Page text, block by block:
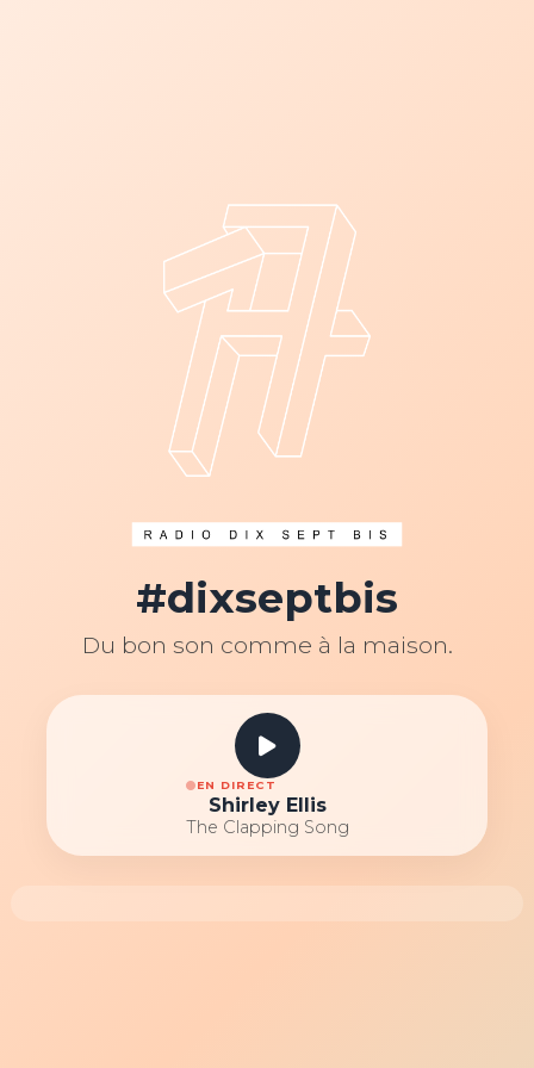
#dixseptbis
Du bon son comme à la maison.
EN DIRECT
Shirley Ellis
The Clapping Song